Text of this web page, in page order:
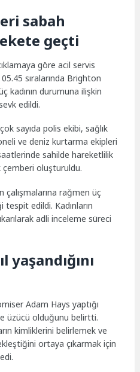
sabah
geçti
göre acil servis
sıralarında Brighton
kadının durumuna ilişkin
edildi.
sayıda polis ekibi, sağlık
ve deniz kurtarma ekipleri
sahilde hareketlilik
çemberi oluşturuldu.
çalışmalarına rağmen üç
tespit edildi. Kadınların
adli inceleme süreci
yaşandığını
Adam Hays yaptığı
üzücü olduğunu belirtti.
kimliklerini belirlemek ve
ortaya çıkarmak için